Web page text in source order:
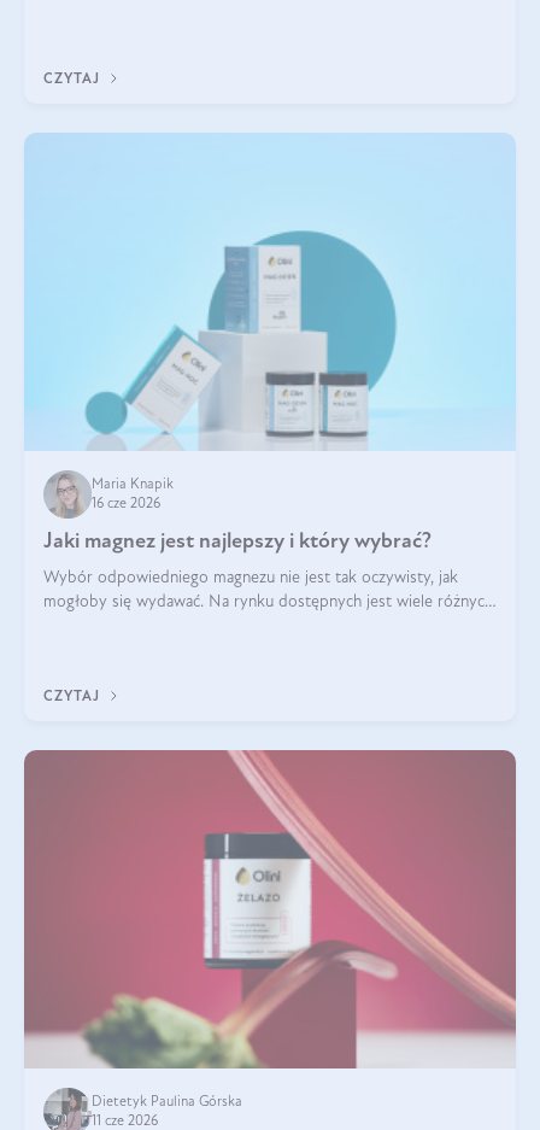
CZYTAJ
Maria Knapik
16 cze 2026
Jaki magnez jest najlepszy i który wybrać?
Wybór odpowiedniego magnezu nie jest tak oczywisty, jak
mogłoby się wydawać. Na rynku dostępnych jest wiele różnych
CZYTAJ
Dietetyk Paulina Górska
11 cze 2026